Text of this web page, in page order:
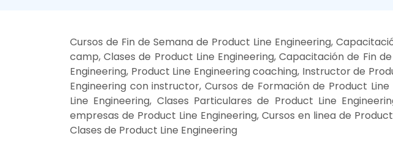
Cursos de Fin de Semana de Product Line Engineering,
camp, Clases de Product Line Engineering, Capacitación de Fin
Engineering, Product Line Engineering coaching, Instructor de
Engineering con instructor, Cursos de Formación de Product
Line Engineering, Clases Particulares de Product Line
empresas de Product Line Engineering, Cursos en linea de
Clases de Product Line Engineering